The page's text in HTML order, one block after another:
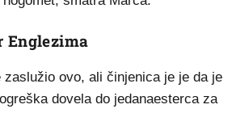
Englezima
zaslužio ovo, ali činjenica je je da je
dovela do jedanaesterca za